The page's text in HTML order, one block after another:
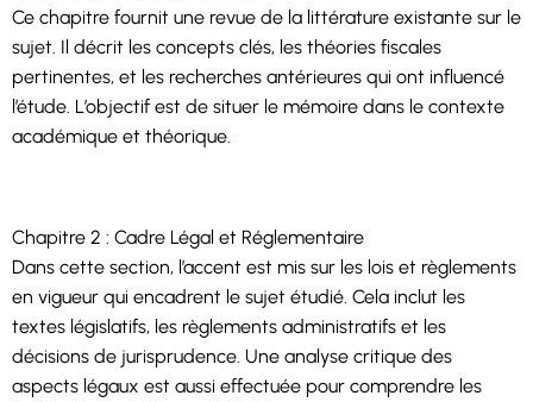
Ce chapitre fournit une revue de la littérature existante sur le
sujet. Il décrit les concepts clés, les théories fiscales
pertinentes, et les recherches antérieures qui ont influencé
l’étude. L’objectif est de situer le mémoire dans le contexte
académique et théorique.
Chapitre 2 : Cadre Légal et Réglementaire
Dans cette section, l’accent est mis sur les lois et règlements
en vigueur qui encadrent le sujet étudié. Cela inclut les
textes législatifs, les règlements administratifs et les
décisions de jurisprudence. Une analyse critique des
aspects légaux est aussi effectuée pour comprendre les